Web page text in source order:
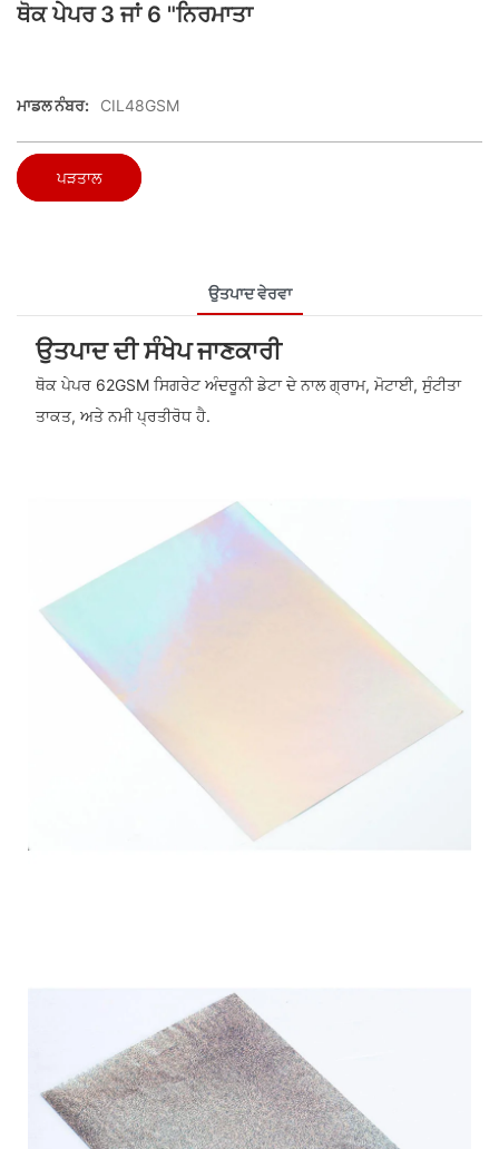
ਥੋਕ ਪੇਪਰ 3 ਜਾਂ 6 "ਨਿਰਮਾਤਾ
ਮਾਡਲ ਨੰਬਰ: CIL48GSM
ਪੜਤਾਲ
ਉਤਪਾਦ ਵੇਰਵਾ
ਉਤਪਾਦ ਦੀ ਸੰਖੇਪ ਜਾਣਕਾਰੀ
ਥੋਕ ਪੇਪਰ 62GSM ਸਿਗਰੇਟ ਅੰਦਰੂਨੀ ਡੇਟਾ ਦੇ ਨਾਲ ਗ੍ਰਾਮ, ਮੋਟਾਈ, ਸੁੰਟੀਤਾ
ਤਾਕਤ, ਅਤੇ ਨਮੀ ਪ੍ਰਤੀਰੋਧ ਹੈ.